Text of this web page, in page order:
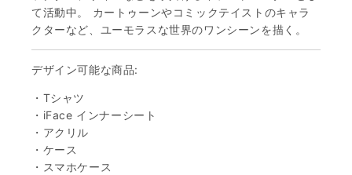
て活動中。 カートゥーンやコミックテイストのキャラ
クターなど、ユーモラスな世界のワンシーンを描く。
デザイン可能な商品:
・Tシャツ
・iFace インナーシート
・アクリル
・ケース
・スマホケース